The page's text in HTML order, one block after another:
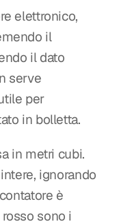
elettronico,
il
il dato
serve
per
in bolletta.
in metri cubi.
ignorando
è
sono i